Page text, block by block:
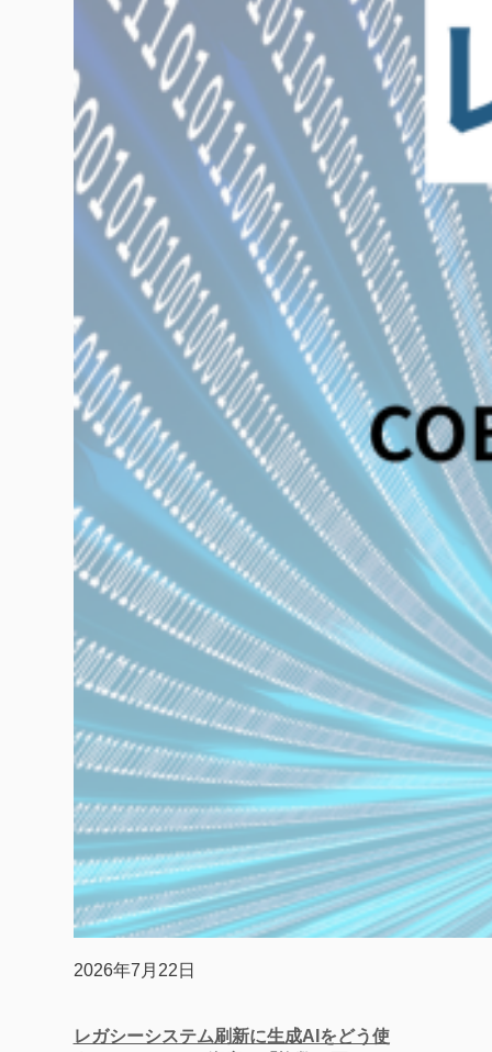
2026年7月22日
レガシーシステム刷新に生成AIをどう使